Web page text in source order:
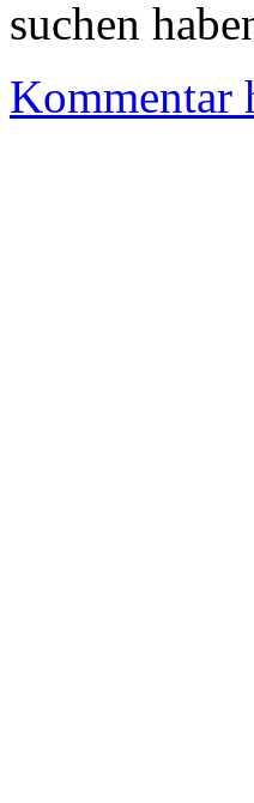
suchen
Kommentar